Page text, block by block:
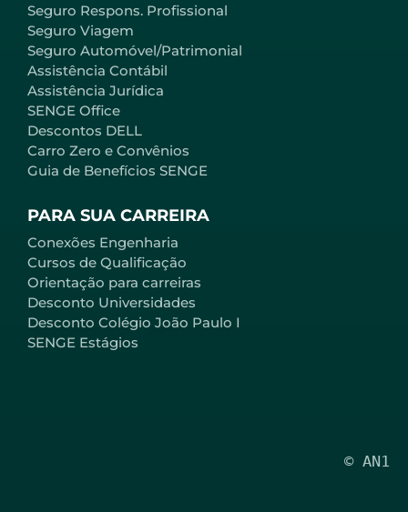
Seguro Respons. Profissional
Seguro Viagem
Seguro Automóvel/Patrimonial
Assistência Contábil
Assistência Jurídica
SENGE Office
Descontos DELL
Carro Zero e Convênios
Guia de Benefícios SENGE
PARA SUA CARREIRA
Conexões Engenharia
Cursos de Qualificação
Orientação para carreiras
Desconto Universidades
Desconto Colégio João Paulo I
SENGE Estágios
© AN1